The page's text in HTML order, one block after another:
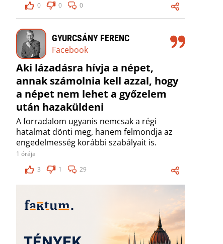
0
0 0
GYURCSÁNY FERENC
Facebook
Aki lázadásra hívja a népet,
annak számolnia kell azzal, hogy
a népet nem lehet a győzelem
után hazaküldeni
A forradalom ugyanis nemcsak a régi
hatalmat dönti meg, hanem felmondja az
engedelmesség korábbi szabályait is.
1 órája
3
1 29